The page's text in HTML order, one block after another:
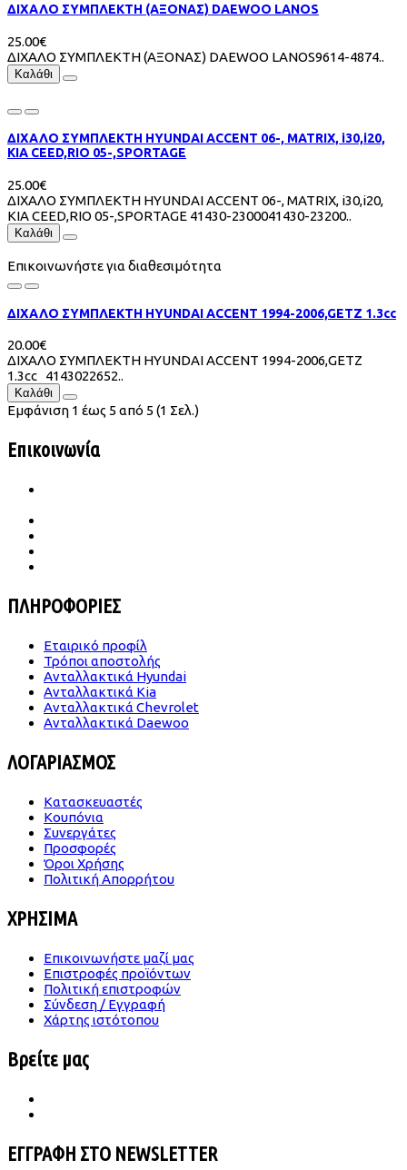
ΔΙΧΑΛΟ ΣΥΜΠΛΕΚΤΗ (ΑΞΟΝΑΣ) DAEWOO LANOS
25.00€
ΔΙΧΑΛΟ ΣΥΜΠΛΕΚΤΗ (ΑΞΟΝΑΣ) DAEWOO LANOS9614-4874..
Καλάθι
ΔΙΧΑΛΟ ΣΥΜΠΛΕΚΤΗ HYUNDAI ACCENT 06-, MATRIX, i30,i20,
KIA CEED,RIO 05-,SPORTAGE
25.00€
ΔΙΧΑΛΟ ΣΥΜΠΛΕΚΤΗ HYUNDAI ACCENT 06-, MATRIX, i30,i20,
KIA CEED,RIO 05-,SPORTAGE 41430-2300041430-23200..
Καλάθι
Επικοινωνήστε για διαθεσιμότητα
ΔΙΧΑΛΟ ΣΥΜΠΛΕΚΤΗ HYUNDAI ACCENT 1994-2006,GETZ 1.3cc
20.00€
ΔΙΧΑΛΟ ΣΥΜΠΛΕΚΤΗ HYUNDAI ACCENT 1994-2006,GETZ
1.3cc 4143022652..
Καλάθι
Εμφάνιση 1 έως 5 από 5 (1 Σελ.)
Επικοινωνία
ΠΛΗΡΟΦΟΡΙΕΣ
Εταιρικό προφίλ
Τρόποι αποστολής
Ανταλλακτικά Hyundai
Ανταλλακτικά Kia
Ανταλλακτικά Chevrolet
Ανταλλακτικά Daewoo
ΛΟΓΑΡΙΑΣΜΟΣ
Κατασκευαστές
Κουπόνια
Συνεργάτες
Προσφορές
Όροι Χρήσης
Πολιτική Απορρήτου
ΧΡΗΣΙΜΑ
Επικοινωνήστε μαζί μας
Επιστροφές προϊόντων
Πολιτική επιστροφών
Σύνδεση / Εγγραφή
Χάρτης ιστότοπου
Βρείτε μας
ΕΓΓΡΑΦΗ ΣΤΟ NEWSLETTER